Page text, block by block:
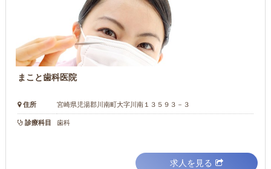
まこと歯科医院
住所 宮崎県児湯郡川南町大字川南１３５９３－３
診療科目 歯科
求人を見る